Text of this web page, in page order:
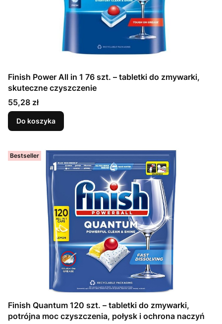
Finish Power All in 1 76 szt. – tabletki do zmywarki,
skuteczne czyszczenie
Cena
55,28 zł
Do koszyka
Bestseller
Finish Quantum 120 szt. – tabletki do zmywarki,
potrójna moc czyszczenia, połysk i ochrona naczyń